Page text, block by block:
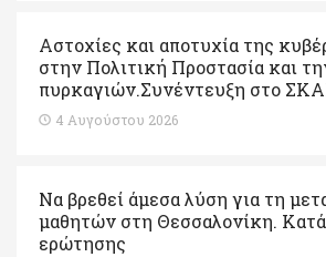
Αστοχίες και αποτυχία της
στην Πολιτική Προστασία και
πυρκαγιών.Συνέντευξη στο
4 Αυγούστου 2026
Να βρεθεί άμεσα λύση για τη
μαθητών στη Θεσσαλονίκη.
ερώτησης